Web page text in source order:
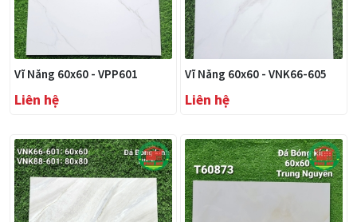
Vĩ Năng 60x60 - VPP601
Liên hệ
Vĩ Năng 60x60 - VNK66-605
Liên hệ